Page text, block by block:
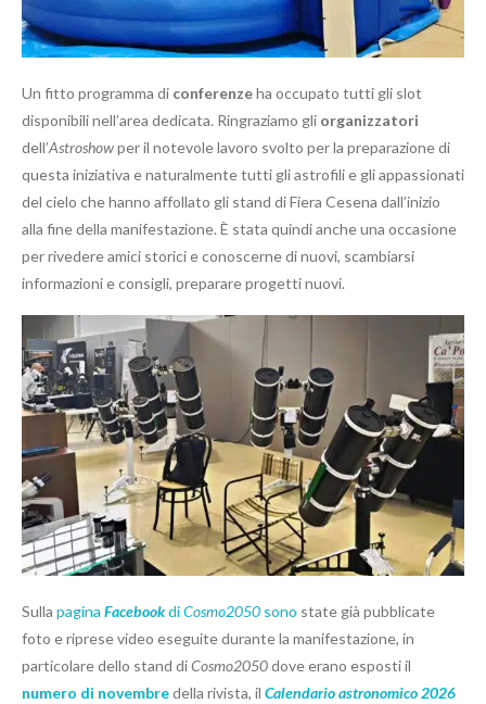
Un fitto programma di conferenzeha occupato tutti gli slot
disponibili nell’area dedicata. Ringraziamo gli organizzatori
dell’Astroshowper il notevole lavoro svolto per la preparazione di
questa iniziativa e naturalmente tutti gli astrofili e gli appassionati
del cielo che hanno affollato gli stand di Fiera Cesena dall’inizio
alla fine della manifestazione. È stata quindi anche una occasione
per rivedere amici storici e conoscerne di nuovi, scambiarsi
informazioni e consigli, preparare progetti nuovi.
Sulla pagina FacebookdiCosmo2050 sono state già pubblicate
foto e riprese video eseguite durante la manifestazione, in
particolare dello stand diCosmo2050dove erano esposti il
numero di novembredella rivista, il Calendario astronomico 2026